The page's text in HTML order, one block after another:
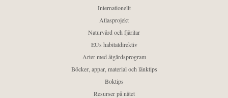
Internationellt
Atlasprojekt
Naturvård och fjärilar
EUs habitatdirektiv
Arter med åtgärdsprogram
Böcker, appar, material och länktips
Boktips
Resurser på nätet